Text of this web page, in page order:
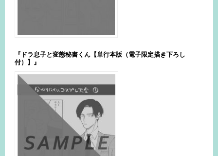
『ドラ息子と変態秘書くん【単行本版（電子限定描き下ろし
付）】』